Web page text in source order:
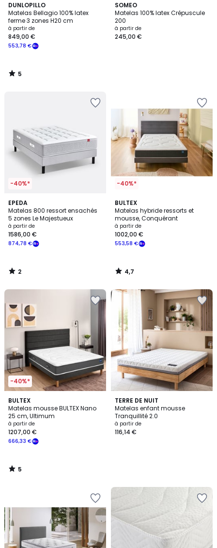
DUNLOPILLO
Matelas Bellagio 100% latex
ferme 3 zones H20 cm
à partir de
553,78 €
849,00 €
5
/
5
5
/
SOMEO
Matelas 100% latex Crépuscule
200
à partir de
245,00 €
-40%*
EPEDA
Matelas 800 ressort ensachés
5 zones Le Majestueux
à partir de
874,78 €
1586,00 €
2
/
5
2
/
-40%*
BULTEX
Matelas hybride ressorts et
mousse, Conquérant
à partir de
553,58 €
1002,00 €
4,7
/ 5
4,7
/
-40%*
BULTEX
Matelas mousse BULTEX Nano
25 cm, Ultimum
à partir de
666,33 €
1207,00 €
5
/
5
5
/
TERRE DE NUIT
Matelas enfant mousse
Tranquillité 2.0
à partir de
116,14 €